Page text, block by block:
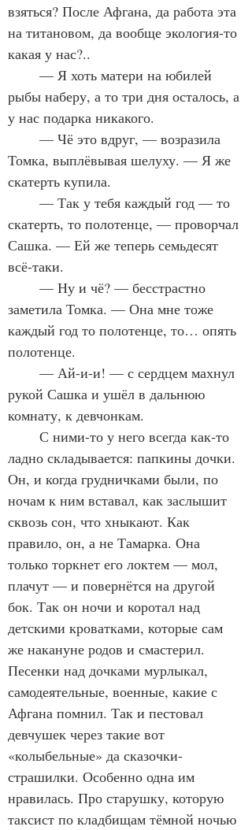
взяться? После Афгана, да работа эта
на титановом, да вообще экология-то
какая у нас?..
рыбы наберу, а то три дня осталось, а
у нас подарка никакого.
Томка, выплёвывая шелуху. — Я же
скатерть купила.
скатерть, то полотенце, — проворчал
Сашка. — Ей же теперь семьдесят
всё-таки.
заметила Томка. — Она мне тоже
каждый год то полотенце, то… опять
полотенце.
рукой Сашка и ушёл в дальнюю
комнату, к девчонкам.
ладно складывается: папкины дочки.
Он, и когда грудничками были, по
ночам к ним вставал, как заслышит
сквозь сон, что хныкают. Как
правило, он, а не Тамарка. Она
только торкнет его локтем — мол,
плачут — и повернётся на другой
бок. Так он ночи и коротал над
детскими кроватками, которые сам
же накануне родов и смастерил.
Песенки над дочками мурлыкал,
самодеятельные, военные, какие с
Афгана помнил. Так и пестовал
девчушек через такие вот
«колыбельные» да сказочки-
страшилки. Особенно одна им
нравилась. Про старушку, которую
таксист по кладбищам тёмной ночью